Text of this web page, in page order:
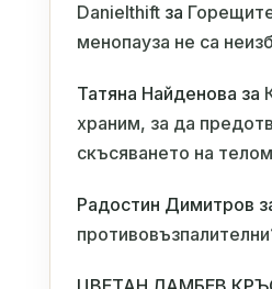
Danielthiftза
менопауза не са
Татяна Найденова за
храним, за да
скъсяването на
Радостин Димитров